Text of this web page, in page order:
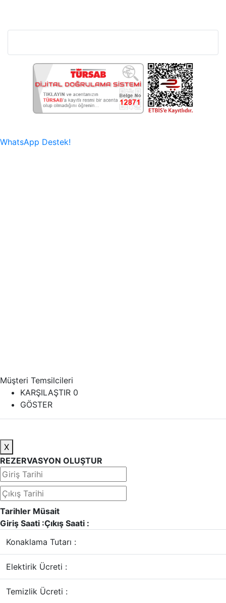
WhatsApp Destek!
Müşteri Temsilcileri
KARŞILAŞTIR 0
GÖSTER
X
REZERVASYON OLUŞTUR
Tarihler Müsait
Giriş Saati :Çıkış Saati :
Konaklama Tutarı :
Elektirik Ücreti :
Temizlik Ücreti :